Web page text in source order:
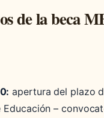
de la beca
apertura del plazo
–